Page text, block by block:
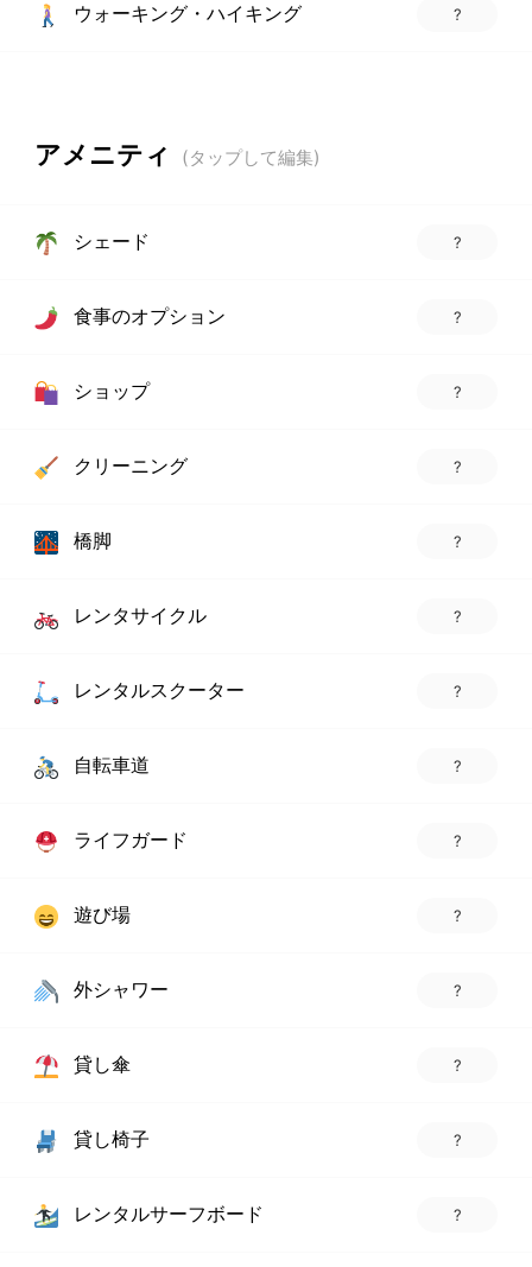
ウォーキング・ハイキング ?
アメニティ
シェード ?
食事のオプション ?
ショップ ?
クリーニング ?
橋脚 ?
レンタサイクル ?
レンタルスクーター ?
自転車道 ?
ライフガード ?
遊び場 ?
外シャワー ?
貸し傘 ?
貸し椅子 ?
レンタルサーフボード ?